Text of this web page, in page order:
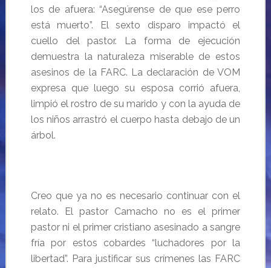
los de afuera: “Asegúrense de que ese perro
está muerto”. El sexto disparo impactó el
cuello del pastor. La forma de ejecución
demuestra la naturaleza miserable de estos
asesinos de la FARC. La declaración de VOM
expresa que luego su esposa corrió afuera,
limpió el rostro de su marido y con la ayuda de
los niños arrastró el cuerpo hasta debajo de un
árbol.
Creo que ya no es necesario continuar con el
relato. El pastor Camacho no es el primer
pastor ni el primer cristiano asesinado a sangre
fría por estos cobardes “luchadores por la
libertad”. Para justificar sus crímenes las FARC